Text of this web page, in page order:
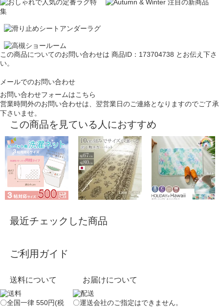
この商品についてのお問い合わせは 商品ID：173704738 とお伝え下さ
い。
メールでのお問い合わせ
お問い合わせフォームはこちら
営業時間外のお問い合わせは、翌営業日のご連絡となりますのでご了承
下さいませ。
この商品を見ている人におすすめ
最近チェックした商品
ご利用ガイド
送料について
〇全国一律 550円(税
お届けについて
〇運送会社のご指定はできません。